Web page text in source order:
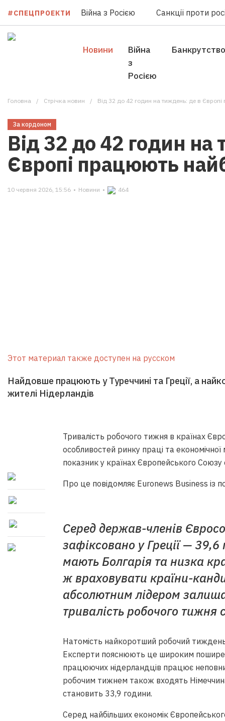
#СПЕЦПРОЕКТИ Війна з Росією Санкції проти
Новини
Війна
з
Росією
Банкрутство
Головна Стрічка новин Від 32 до 42 годин на тиждень: де в
За кордоном
Від 32 до 42 годин
Європі працюють
10 червня 2026, 15:56 • Новини • 464
Этот материал также доступен на русском
Найдовше працюють у Туреччині та Греції, а
жителі Нідерландів
Тривалість робочого тижня в країнах
особливостей ринку праці та
показник у країнах Європейського
Про це повідомляє Euronews Business із
Серед держав-членів
зафіксовано у Греції —
мають Болгарія та низка
ж враховувати країни-
абсолютним лідером
тривалість робочого тижня
Натомість найкоротший робочий
Експерти пояснюють це широким
працюючих нідерландців працює
робочим тижнем також входять
становить 33,9 години.
Серед найбільших економік